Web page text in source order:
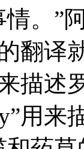
。”
翻
描
用